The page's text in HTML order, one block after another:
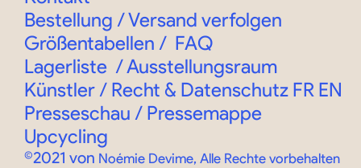
©2021 von Noémie Devime, Alle Rechte vorbehalten
Bestellung /Versand verfolgen
Größentabellen / FAQ
Lagerliste /Ausstellungsraum
Künstler / Recht & Datenschutz FR EN
Presseschau / Pressemappe
Upcycling